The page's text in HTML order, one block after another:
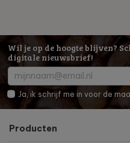
Wil je op de hoogte blijven?
digitale nieuwsbrief!
Ja, ik schrijf me in voor de
Producten